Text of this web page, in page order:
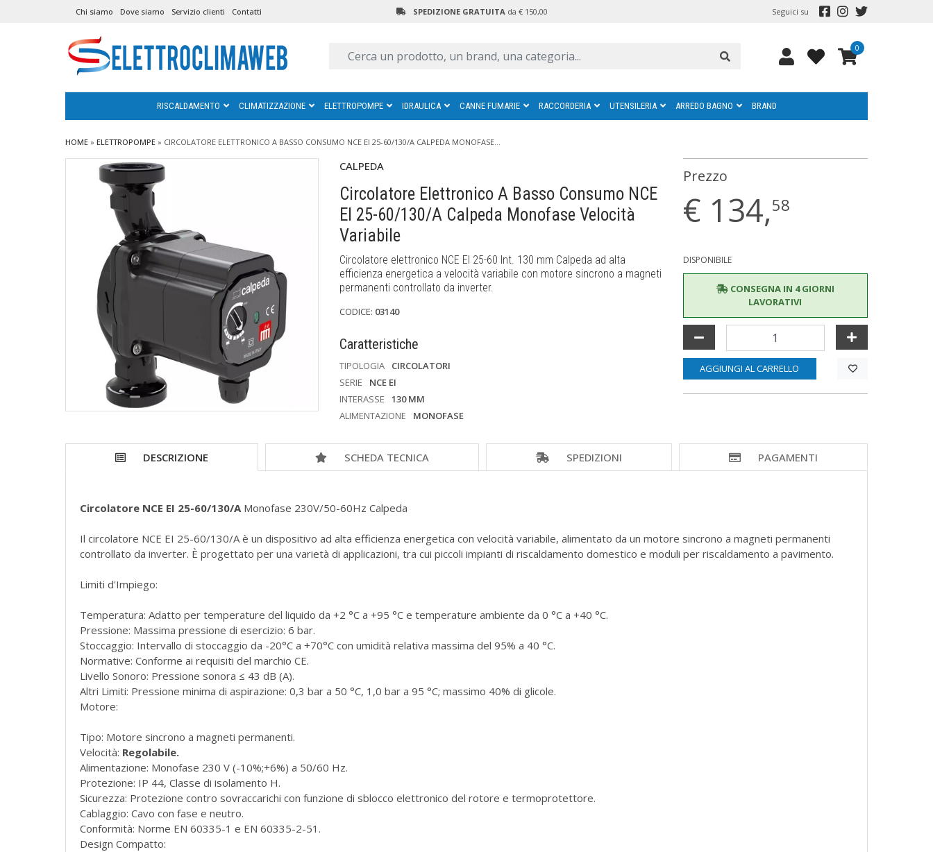
Chi siamo Dove siamo Servizio clienti Contatti SPEDIZIONE GRATUITA da € 150,00 Seguici su
0
RISCALDAMENTO CLIMATIZZAZIONE ELETTROPOMPE IDRAULICA CANNE FUMARIE RACCORDERIA UTENSILERIA ARREDO BAGNO BRAND
HOME» ELETTROPOMPE» CIRCOLATORE ELETTRONICO A BASSO CONSUMO NCE EI 25-60/130/A CALPEDA MONOFASE...
CALPEDA
Circolatore Elettronico A Basso Consumo NCE
EI 25-60/130/A Calpeda Monofase Velocità
Variabile
Circolatore elettronico NCE EI 25-60 Int. 130 mm Calpeda ad alta
efficienza energetica a velocità variabile con motore sincrono a magneti
permanenti controllato da inverter.
CODICE: 03140
Caratteristiche
TIPOLOGIA
CIRCOLATORI
SERIE
NCE EI
INTERASSE
130 MM
ALIMENTAZIONE
MONOFASE
Prezzo
€ 134,58
DISPONIBILE
CONSEGNA IN 4 GIORNI
LAVORATIVI
AGGIUNGI AL CARRELLO
DESCRIZIONE SCHEDA TECNICA SPEDIZIONI PAGAMENTI
Circolatore NCE EI 25-60/130/AMonofase 230V/50-60Hz Calpeda
Il circolatore NCE EI 25-60/130/A è un dispositivo ad alta efficienza energetica con velocità variabile, alimentato da un motore sincrono a magneti permanenti
controllato da inverter. È progettato per una varietà di applicazioni, tra cui piccoli impianti di riscaldamento domestico e moduli per riscaldamento a pavimento.
Limiti d'Impiego:
Temperatura: Adatto per temperature del liquido da +2 °C a +95 °C e temperature ambiente da 0 °C a +40 °C.
Pressione: Massima pressione di esercizio: 6 bar.
Stoccaggio: Intervallo di stoccaggio da -20°C a +70°C con umidità relativa massima del 95% a 40 °C.
Normative: Conforme ai requisiti del marchio CE.
Livello Sonoro: Pressione sonora ≤ 43 dB (A).
Altri Limiti: Pressione minima di aspirazione: 0,3 bar a 50 °C, 1,0 bar a 95 °C; massimo 40% di glicole.
Motore:
Tipo: Motore sincrono a magneti permanenti.
Velocità: Regolabile.
Alimentazione: Monofase 230 V (-10%;+6%) a 50/60 Hz.
Protezione: IP 44, Classe di isolamento H.
Sicurezza: Protezione contro sovraccarichi con funzione di sblocco elettronico del rotore e termoprotettore.
Cablaggio: Cavo con fase e neutro.
Conformità: Norme EN 60335-1 e EN 60335-2-51.
Design Compatto: